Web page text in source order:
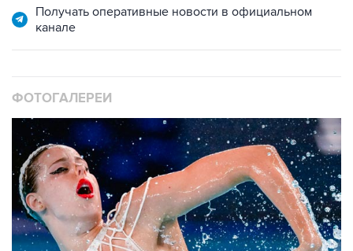
Получать оперативные новости в официальном
канале
ФОТОГАЛЕРЕИ